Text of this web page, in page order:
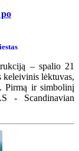
– spalio 21
keleivinis lėktuvas,
Pirmą ir simbolinį
- Scandinavian